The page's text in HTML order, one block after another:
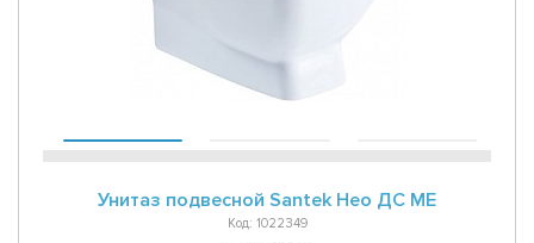
Унитаз подвесной Santek Нео ДС МЕ
Код: 1022349